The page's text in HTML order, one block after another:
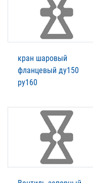
кран шаровый
фланцевый ду150
ру160